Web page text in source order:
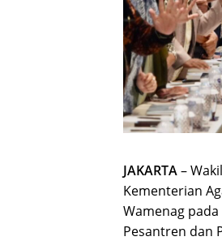
JAKARTA–
Kementerian
Wamenag
Pesantren dan